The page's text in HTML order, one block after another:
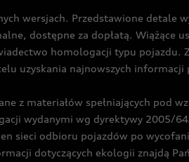
wersjach. Przedstawione detale
dostępne za dopłatą. Wiążące
homologacji typu pojazdu.
uzyskania najnowszych
z materiałów spełniających pod
wydanymi wg dyrektywy 2005/
sieci odbioru pojazdów po
dotyczących ekologii znajdą